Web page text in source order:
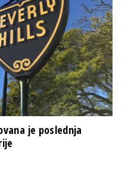
je poslednja